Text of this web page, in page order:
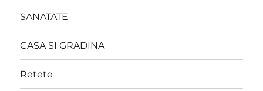
SANATATE
CASA SI GRADINA
Retete